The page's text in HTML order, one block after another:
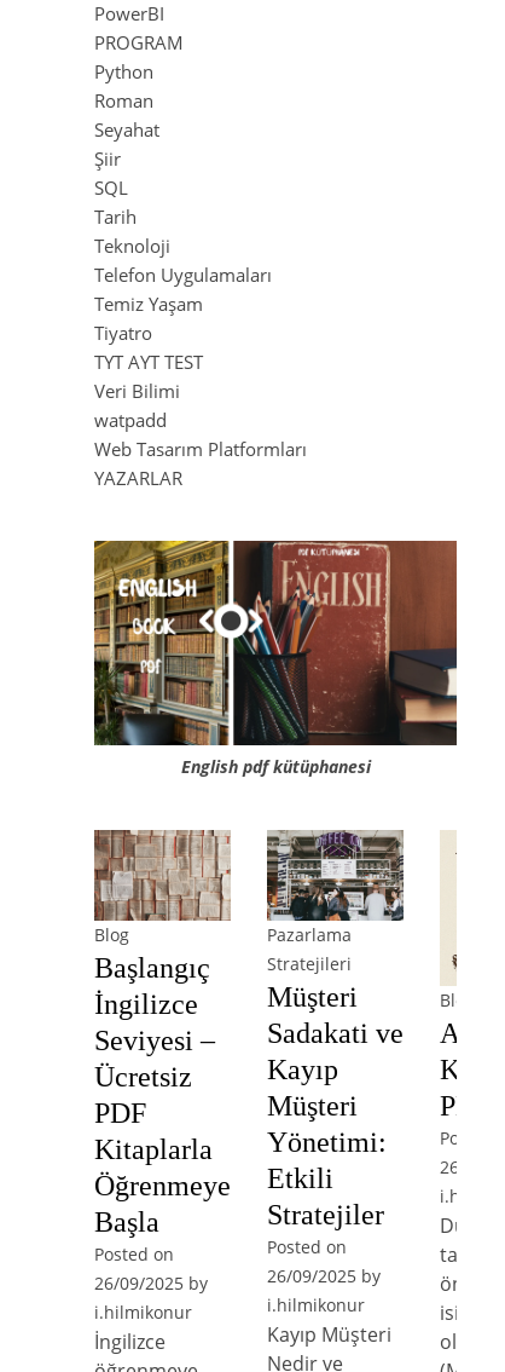
PowerBI
PROGRAM
Python
Roman
Seyahat
Şiir
SQL
Tarih
Teknoloji
Telefon Uygulamaları
Temiz Yaşam
Tiyatro
TYT AYT TEST
Veri Bilimi
watpadd
Web Tasarım Platformları
YAZARLAR
English pdf kütüphanesi
Blog
Başlangıç
İngilizce
Seviyesi –
Ücretsiz
PDF
Kitaplarla
Öğrenmeye
Başla
Posted on
26/09/2025 by
i.hilmikonur
İngilizce
Pazarlama
Stratejileri
Müşteri
Sadakati ve
Kayıp
Müşteri
Yönetimi:
Etkili
Stratejiler
Posted on
26/09/2025 by
i.hilmikonur
Kayıp Müşteri
Nedir ve
Blog
PDF
Posted
26/09/
önemli
olan